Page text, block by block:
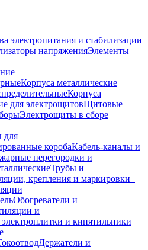
электропитания и стабилизации
напряженияЭлементы
Корпуса металлические
Корпуса
для электрощитовЩитовые
Электрощиты в сборе
для
коробаКабель-каналы и
перегородки и
Трубы и
крепления и маркировки
Обогреватели и
и
и кипятильники
Держатели и